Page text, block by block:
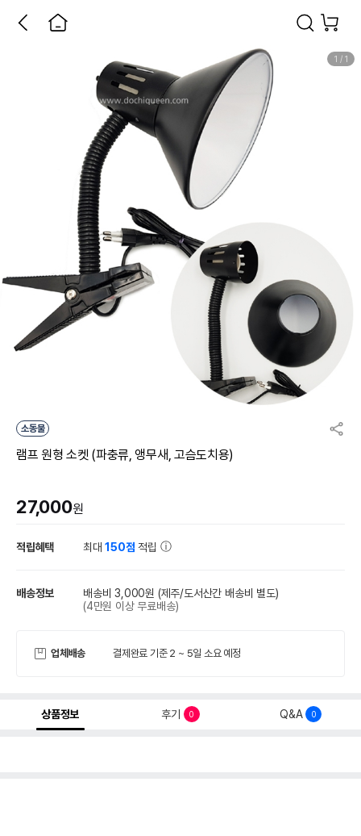
1 / 1
소동물
램프 원형 소켓 (파충류, 앵무새, 고슴도치용)
27,000원
적립혜택 최대150점 적립
배송정보 배송비 3,000원 (제주/도서산간 배송비 별도)
(4만원 이상 무료배송)
업체배송 결제완료 기준 2 ~ 5일 소요 예정
상품정보 후기 0 Q&A 0